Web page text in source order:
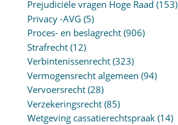
Prejudiciële vragen Hoge Raad (153)
Privacy -AVG (5)
Proces- en beslagrecht(906)
Strafrecht(12)
Verbintenissenrecht(323)
Vermogensrecht algemeen (94)
Vervoersrecht(28)
Verzekeringsrecht(85)
Wetgeving cassatierechtspraak(14)